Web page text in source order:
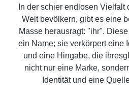
In der schier endlosen Vielfalt
Welt bevölkern, gibt es eine
Masse herausragt: "ihr".
ein Name; sie verkörpert eine
und eine Hingabe, die
nicht nur eine Marke,
Identität und eine